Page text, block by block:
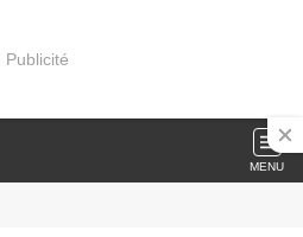
Publicité
MENU